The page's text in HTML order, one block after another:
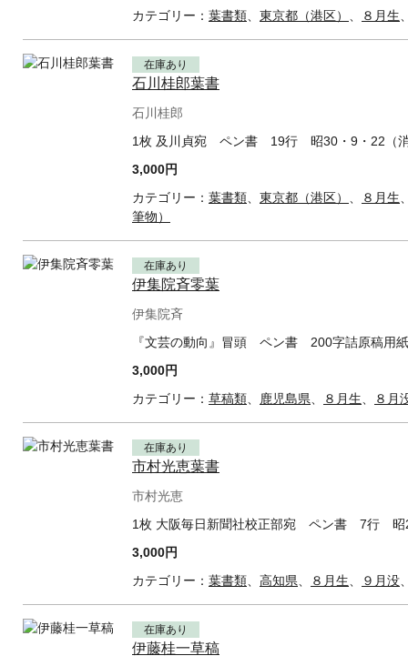
カテゴリー： 葉書類、 東京都（港区） 、 ８月生
在庫あり
石川桂郎葉書
石川桂郎
1枚 及川貞宛 ペン書 19行 昭30・9・22（
3,000円
カテゴリー： 葉書類、 東京都（港区） 、 ８月生
筆物）
在庫あり
伊集院斉零葉
伊集院斉
『文芸の動向』冒頭 ペン書 200字詰原稿用
3,000円
カテゴリー： 草稿類、 鹿児島県、 ８月生、 ８月
在庫あり
市村光恵葉書
市村光恵
1枚 大阪毎日新聞社校正部宛 ペン書 7行 昭
3,000円
カテゴリー： 葉書類、 高知県、 ８月生、 ９月没
在庫あり
伊藤桂一草稿